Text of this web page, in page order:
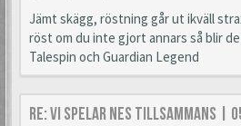
Jämt skägg, röstning går ut ikväll
röst om du inte gjort annars så blir
Talespin och Guardian Legend
Re: Vi spelar NES tillsammans |